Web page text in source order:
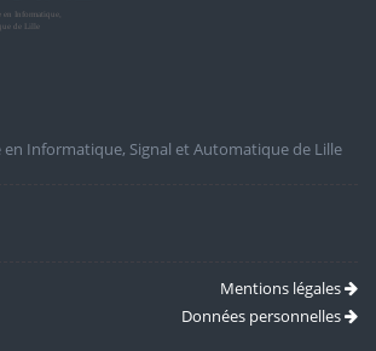
en Informatique, Signal et Automatique de Lille
Mentions légales
Données personnelles